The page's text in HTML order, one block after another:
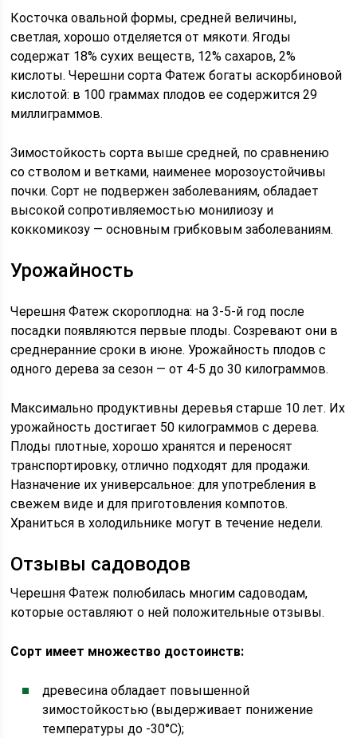
Косточка овальной формы, средней величины,
светлая, хорошо отделяется от мякоти. Ягоды
содержат 18% сухих веществ, 12% сахаров, 2%
кислоты. Черешни сорта Фатеж богаты аскорбиновой
кислотой: в 100 граммах плодов ее содержится 29
миллиграммов.
Зимостойкость сорта выше средней, по сравнению
со стволом и ветками, наименее морозоустойчивы
почки. Сорт не подвержен заболеваниям, обладает
высокой сопротивляемостью монилиозу и
коккомикозу — основным грибковым заболеваниям.
Урожайность
Черешня Фатеж скороплодна: на 3-5-й год после
посадки появляются первые плоды. Созревают они в
среднеранние сроки в июне. Урожайность плодов с
одного дерева за сезон — от 4-5 до 30 килограммов.
Максимально продуктивны деревья старше 10 лет. Их
урожайность достигает 50 килограммов с дерева.
Плоды плотные, хорошо хранятся и переносят
транспортировку, отлично подходят для продажи.
Назначение их универсальное: для употребления в
свежем виде и для приготовления компотов.
Храниться в холодильнике могут в течение недели.
Отзывы садоводов
Черешня Фатеж полюбилась многим садоводам,
которые оставляют о ней положительные отзывы.
Сорт имеет множество достоинств:
древесина обладает повышенной
зимостойкостью (выдерживает понижение
температуры до -30°С);